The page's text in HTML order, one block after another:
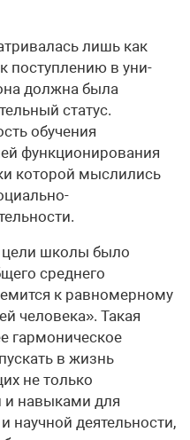
лишь как
к поступлению в уни­
должна была
статус.
обучения
функционирования
которой мыслились
цели школы было
среднего
к равномерному
человека». Такая
гармониче­ское
в жизнь
не только
и навыками для
научной де­ятельности,